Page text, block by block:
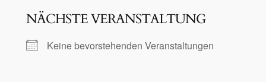
NÄCHSTE VERANSTALTUNG
Keine bevorstehenden Veranstaltungen